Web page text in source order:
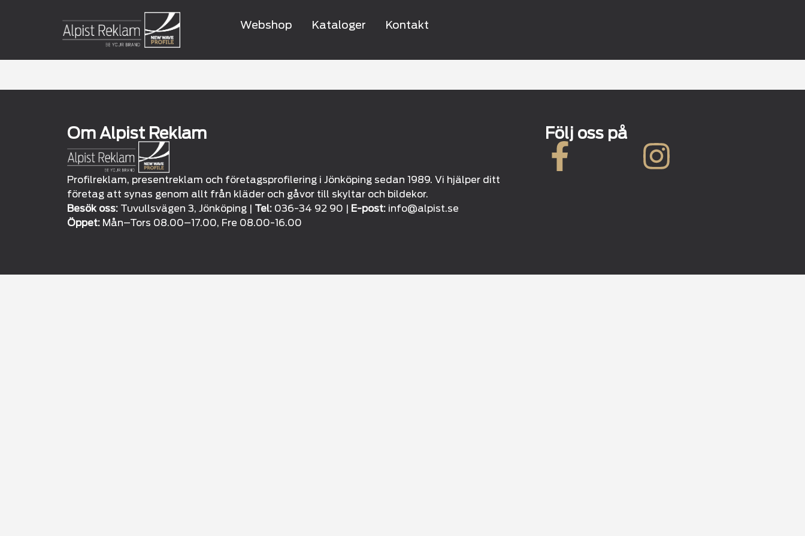
Webshop Kataloger Kontakt
Om Alpist Reklam
Profilreklam, presentreklam och företagsprofilering i Jönköping sedan 1989. Vi hjälper ditt
företag att synas genom allt från kläder och gåvor till skyltar och bildekor.
Besök oss: Tuvullsvägen 3, Jönköping | Tel: 036-34 92 90 | E-post: info@alpist.se
Öppet: Mån–Tors 08.00–17.00, Fre 08.00-16.00
Följ oss på